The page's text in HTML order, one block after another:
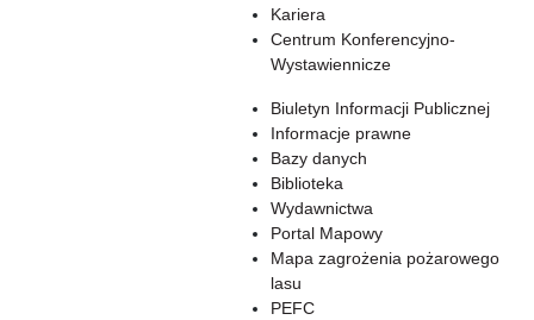
Kariera
Centrum Konferencyjno-
Wystawiennicze
Biuletyn Informacji Publicznej
Informacje prawne
Bazy danych
Biblioteka
Wydawnictwa
Portal Mapowy
Mapa zagrożenia pożarowego
lasu
PEFC